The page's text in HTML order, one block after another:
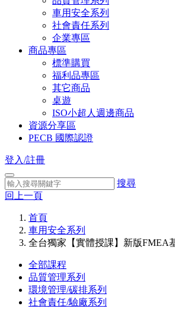
車用安全系列
社會責任系列
企業專區
商品專區
標準購買
福利品專區
其它商品
桌遊
ISO小超人週邊商品
資源分享區
PECB 國際認證
登入/註冊
搜尋
回上一頁
首頁
車用安全系列
全台獨家【實體授課】新版FMEA
全部課程
品質管理系列
環境管理/碳排系列
社會責任/驗廠系列